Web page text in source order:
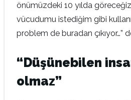
önümüzdeki 10 yılda
vücudumu istediğim gibi
problem de buradan çıkıyor…”
“Düşünebilen
olmaz”